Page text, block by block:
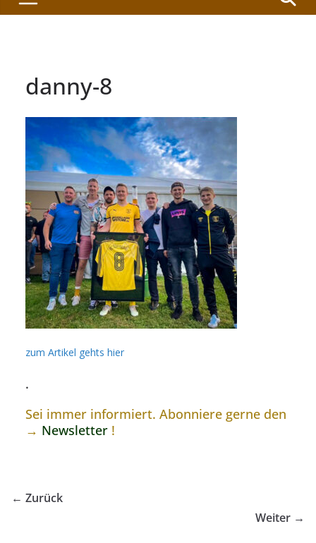
danny-8
zum Artikel gehts hier
.
Sei immer informiert. Abonniere gerne den
→ Newsletter !
← Zurück
Weiter →